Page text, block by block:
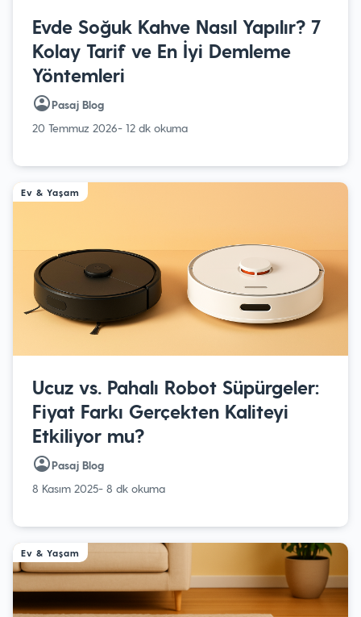
Evde Soğuk Kahve Nasıl Yapılır? 7
Kolay Tarif ve En İyi Demleme
Yöntemleri
Pasaj Blog
20 Temmuz 2026- 12 dk okuma
Ev & Yaşam
Ucuz vs. Pahalı Robot Süpürgeler:
Fiyat Farkı Gerçekten Kaliteyi
Etkiliyor mu?
Pasaj Blog
8 Kasım 2025- 8 dk okuma
Ev & Yaşam